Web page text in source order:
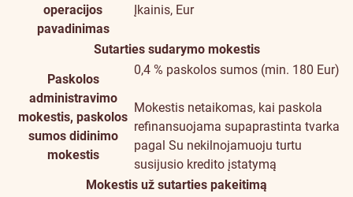
operacijos
pavadinimas
Įkainis, Eur
Sutarties sudarymo mokestis
Paskolos
administravimo
mokestis, paskolos
sumos didinimo
mokestis
0,4 % paskolos sumos (min. 180 Eur)
Mokestis netaikomas, kai paskola
refinansuojama supaprastinta tvarka
pagal Su nekilnojamuoju turtu
susijusio kredito įstatymą
Mokestis už sutarties pakeitimą